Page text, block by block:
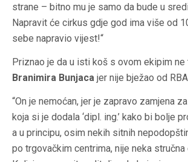
strane – bitno mu je samo da bude u
Napravit će cirkus gdje god ima više od
sebe napravio vijest!“
Priznao je da u isti koš s ovom ekipim
Branimira Bunjaca jer nije bježao od
“On je nemoćan, jer je zapravo zamjena
koja si je dodala ‘dipl. ing.’ kako bi bolje
a u principu, osim nekih sitnih
po trgovačkim centrima, nije neka stručna